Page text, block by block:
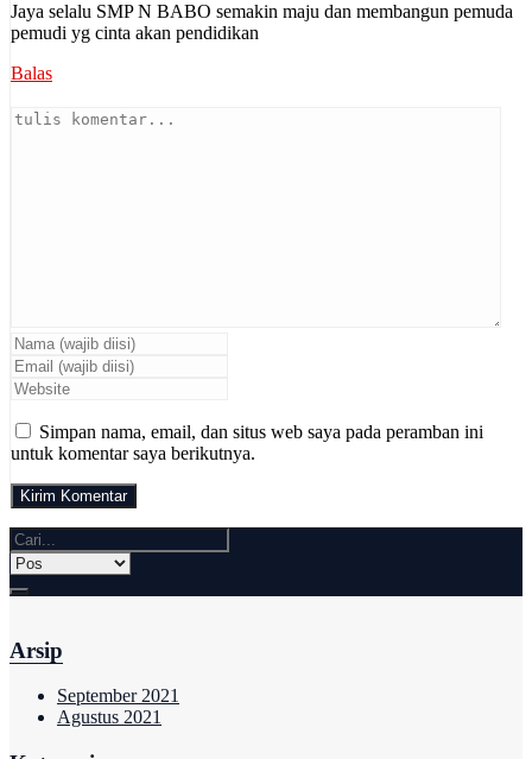
Jaya selalu SMP N BABO semakin maju dan membangun pemuda
pemudi yg cinta akan pendidikan
Balas
Simpan nama, email, dan situs web saya pada peramban ini
untuk komentar saya berikutnya.
Arsip
September 2021
Agustus 2021